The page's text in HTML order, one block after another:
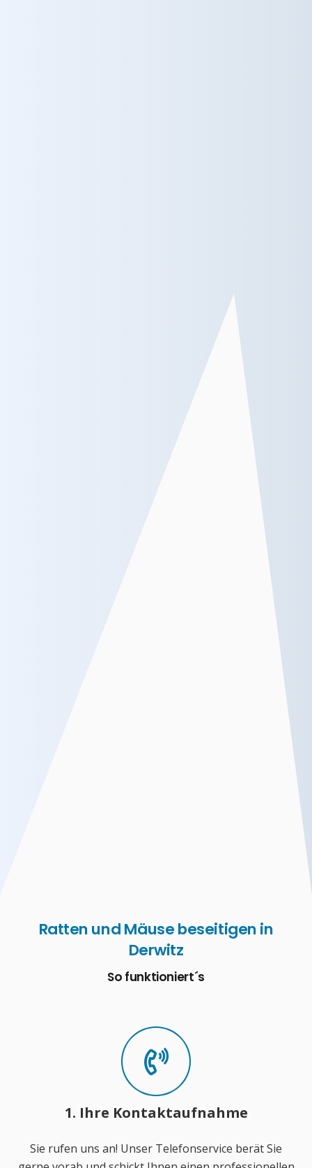
Ratten und Mäuse beseitigen in
Derwitz
So funktioniert´s
1. Ihre Kontaktaufnahme
Sie rufen uns an! Unser Telefonservice berät Sie